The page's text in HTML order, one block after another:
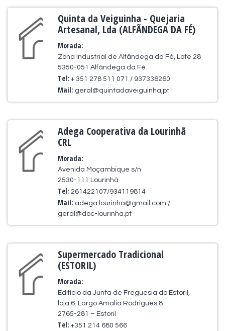
Quinta da Veiguinha - Quejaria
Artesanal, Lda (ALFÃNDEGA DA FÉ)
Morada:
Zona Industrial de Alfândega da Fé, Lote 28
5350-051 Alfândega da Fé
Tel:+ 351 278 511 071 / 937336260
Mail: geral@quintadaveiguinha,pt
Adega Cooperativa da Lourinhã
CRL
Morada:
Avenida Moçambique s/n
2530-111 Lourinhã
Tel: 261422107/934119814
Mail: adega.lourinha@gmail.com /
geral@doc-lourinha.pt
Supermercado Tradicional
(ESTORIL)
Morada:
Edifício da Junta de Freguesia do Estoril,
loja 6. Largo Amalia Rodrigues 8
2765-281 – Estoril
Tel:+351 214 680 566